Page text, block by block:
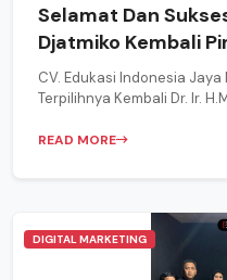
Selamat Dan
Djatmiko Kembali
CV. Edukasi Indonesia
Terpilihnya Kembali Dr. Ir.
READ MORE
DIGITAL MARKETING